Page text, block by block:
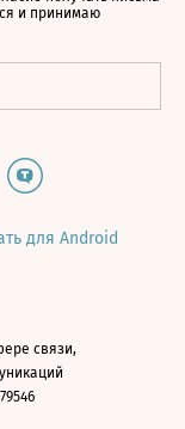
и принимаю
для Android
связи,